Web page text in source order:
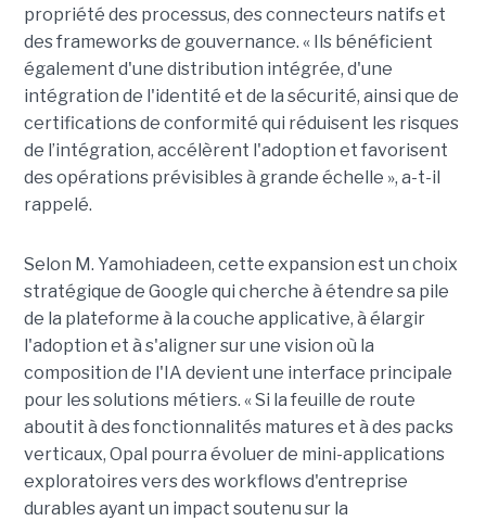
propriété des processus, des connecteurs natifs et
des frameworks de gouvernance. « Ils bénéficient
également d'une distribution intégrée, d'une
intégration de l'identité et de la sécurité, ainsi que de
certifications de conformité qui réduisent les risques
de l’intégration, accélèrent l'adoption et favorisent
des opérations prévisibles à grande échelle », a-t-il
rappelé.
Selon M. Yamohiadeen, cette expansion est un choix
stratégique de Google qui cherche à étendre sa pile
de la plateforme à la couche applicative, à élargir
l'adoption et à s'aligner sur une vision où la
composition de l'IA devient une interface principale
pour les solutions métiers. « Si la feuille de route
aboutit à des fonctionnalités matures et à des packs
verticaux, Opal pourra évoluer de mini-applications
exploratoires vers des workflows d'entreprise
durables ayant un impact soutenu sur la